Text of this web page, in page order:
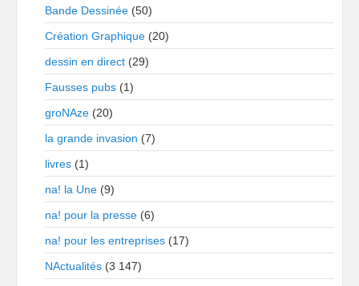
Bande Dessinée (50)
Création Graphique (20)
dessin en direct (29)
Fausses pubs (1)
groNAze (20)
la grande invasion (7)
livres (1)
na! la Une (9)
na! pour la presse (6)
na! pour les entreprises (17)
NActualités (3 147)